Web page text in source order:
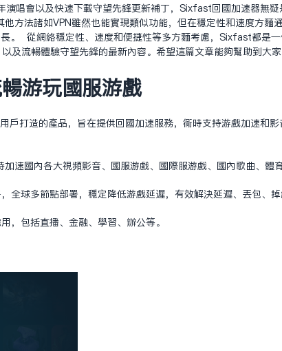
唱会以及快速下载守望先锋更新补丁，Sixfast回国加速器无
方法诸如VPN虽然也能实现类似功能，但在稳定性和速度方
。 从网络稳定性、速度和便捷性等多方面考虑，Sixfast都是
及流畅体验守望先锋的最新内容。希望这篇文章能够帮助到大家
游玩国服游戏
打造的产品，旨在提供回国加速服务，同时支持游戏加速和
速国内各大视频影音、国服游戏、国际服游戏、国内歌曲、体
全球多节点部署，稳定降低游戏延迟，有效解决延迟、丢包、掉
，包括直播、金融、学习、办公等。